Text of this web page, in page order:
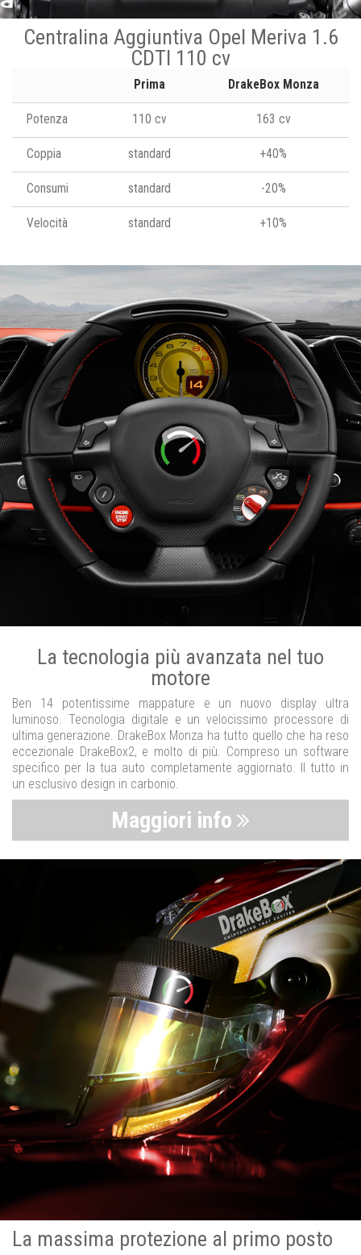
Centralina Aggiuntiva Opel Meriva 1.6
CDTI 110 cv
Prima DrakeBox Monza
Potenza 110 cv 163 cv
Coppia standard +40%
Consumi standard -20%
Velocità standard +10%
La tecnologia più avanzata nel tuo
motore
Ben 14 potentissime mappature e un nuovo display ultra
luminoso. Tecnologia digitale e un velocissimo processore di
ultima generazione. DrakeBox Monza ha tutto quello che ha reso
eccezionale DrakeBox2, e molto di più. Compreso un software
specifico per la tua auto completamente aggiornato. Il tutto in
un esclusivo design in carbonio.
Maggiori info
La massima protezione al primo posto